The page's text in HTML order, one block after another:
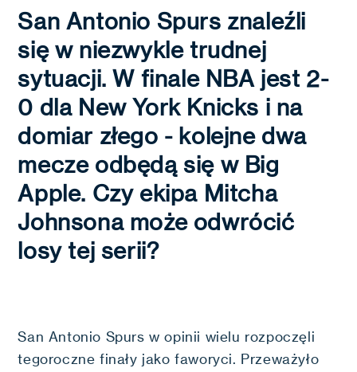
San Antonio Spurs znaleźli
się w niezwykle trudnej
sytuacji. W finale NBA jest 2-
0 dla New York Knicks i na
domiar złego - kolejne dwa
mecze odbędą się w Big
Apple. Czy ekipa Mitcha
Johnsona może odwrócić
losy tej serii?
San Antonio Spurs w opinii wielu rozpoczęli
tegoroczne finały jako faworyci. Przeważyło